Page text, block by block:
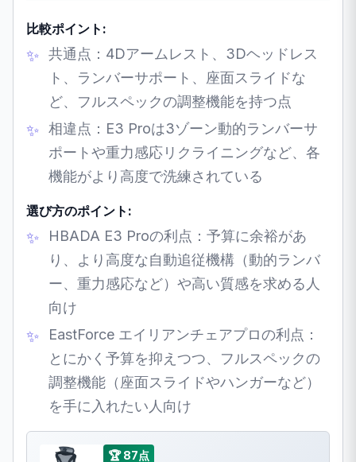
比較ポイント:
共通点：4Dアームレスト、3Dヘッドレス
ト、ランバーサポート、座面スライドな
ど、フルスペックの調整機能を持つ点
相違点：E3 Proは3ゾーン動的ランバーサ
ポートや重力感応リクライニングなど、各
機能がより高度で洗練されている
選び方のポイント:
HBADA E3 Proの利点：予算に余裕があ
り、より高度な自動追従機構（動的ランバ
ー、重力感応など）や高い質感を求める人
向け
EastForce エイリアンチェアプロの利点：
とにかく予算を抑えつつ、フルスペックの
調整機能（座面スライドやハンガーなど）
を手に入れたい人向け
🏆 87点